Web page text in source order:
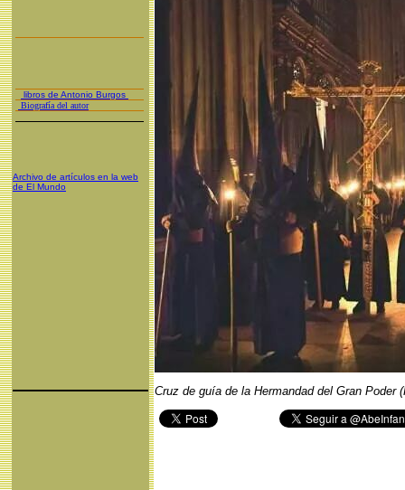
libros de Antonio Burgos
Biografía del autor
Archivo de artículos en la web
de El Mundo
Cruz de guía de la Hermandad del Gran Poder